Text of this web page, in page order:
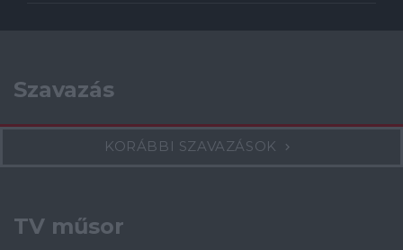
Szavazás
KORÁBBI SZAVAZÁSOK
TV műsor